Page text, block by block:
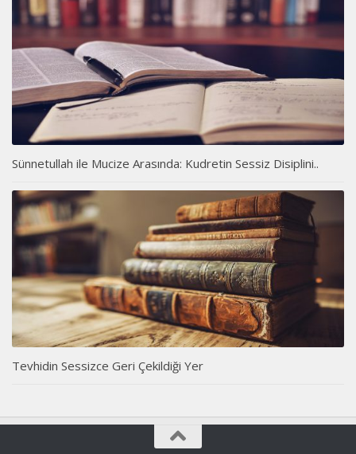
Sünnetullah ile Mucize Arasında: Kudretin Sessiz Disiplini..
Tevhidin Sessizce Geri Çekildiği Yer